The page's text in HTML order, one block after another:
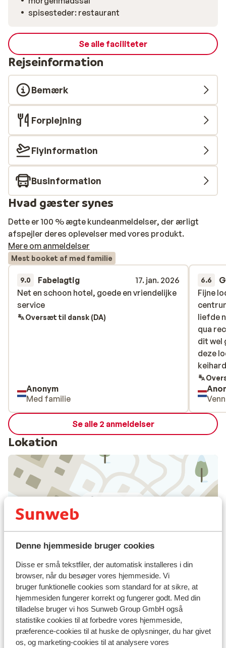
Denne hjemmeside bruger cookies
Disse er små tekstfiler, der automatisk installeres i din
browser, når du besøger vores hjemmeside. Vi
bruger funktionelle cookies som standard for at sikre, at
hjemmesiden fungerer korrekt og fungerer godt. Med din
tilladelse bruger vi hos Sunweb Group GmbH også
statistike cookies til at forbedre vores hjemmeside,
præference-cookies til at huske de oplysninger, du har givet
os, og marketing-cookies til at analysere vores
spisesteder: restaurant
Se alle faciliteter
Rejseinformation
Bemærk
Forplejning
Flyinformation
Businformation
Hvad gæster synes
Dette er 100 % ægte kundeanmeldelser, der ærligt
afspejler deres oplevelser med vores produkt.
Mere om anmeldelser
Mest booket af med familie
9.0 Fabelagtig
17. jan. 2026
Net en schoon hotel, goede en vriendelijke
service
Net en schoon hotel, goede en vriendelijke
service
Oversæt til dansk (DA)
Anonym
Med familie
6.6
Fijne
liefde
qua
dit wel
deze
staat
Fijne
liefde
qua
dit wel
deze
Se alle 2 anmeldelser
Lokation
I området
Afstand til centrum: ca. 700 meter
Afstand til lufthavn ca. 81,9 kilometer
Afstand til togstation maishofen saalbach: ca. 15
kilometer
Afstand til busstoppested ca. 1 kilometer
Afstand til skipiste ca. 350 meter
Afstand til busstoppested til skilift ca. 1 kilometer